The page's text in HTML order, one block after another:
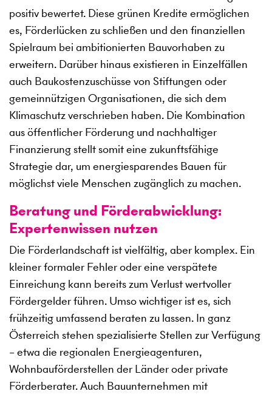
positiv bewertet. Diese grünen Kredite ermöglichen
es, Förderlücken zu schließen und den finanziellen
Spielraum bei ambitionierten Bauvorhaben zu
erweitern. Darüber hinaus existieren in Einzelfällen
auch Baukostenzuschüsse von Stiftungen oder
gemeinnützigen Organisationen, die sich dem
Klimaschutz verschrieben haben. Die Kombination
aus öffentlicher Förderung und nachhaltiger
Finanzierung stellt somit eine zukunftsfähige
Strategie dar, um energiesparendes Bauen für
möglichst viele Menschen zugänglich zu machen.
Beratung und Förderabwicklung:
Expertenwissen nutzen
Die Förderlandschaft ist vielfältig, aber komplex. Ein
kleiner formaler Fehler oder eine verspätete
Einreichung kann bereits zum Verlust wertvoller
Fördergelder führen. Umso wichtiger ist es, sich
frühzeitig umfassend beraten zu lassen. In ganz
Österreich stehen spezialisierte Stellen zur Verfügung
– etwa die regionalen Energieagenturen,
Wohnbauförderstellen der Länder oder private
Förderberater. Auch Bauunternehmen mit